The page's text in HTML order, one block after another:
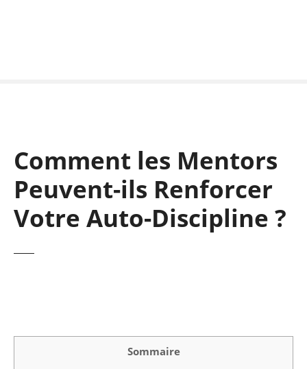
Comment les Mentors
Peuvent-ils Renforcer
Votre Auto-Discipline ?
Sommaire